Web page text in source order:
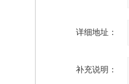
详细地址：
补充说明：